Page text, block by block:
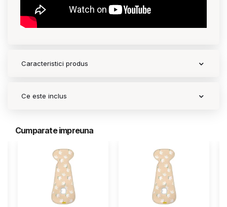
Caracteristici produs
Ce este inclus
Cumparate impreuna